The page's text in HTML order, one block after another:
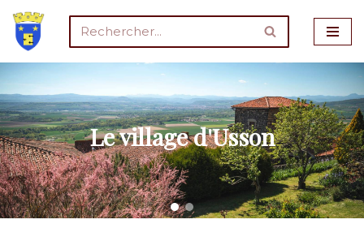
Aller
au
contenu
Le village d'Usson